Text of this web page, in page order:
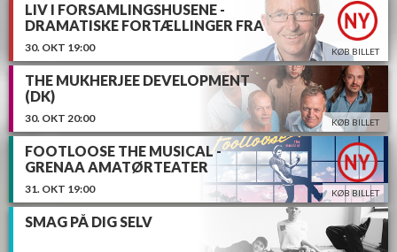
30. OKT 19:00
LIV I FORSAMLINGSHUSENE -
DRAMATISKE FORTÆLLINGER FRA
DJURSLANDS KYSTER
KØB BILLET
30. OKT 20:00
THE MUKHERJEE DEVELOPMENT
(DK)
KØB BILLET
31. OKT 19:00
FOOTLOOSE THE MUSICAL -
GRENAA AMATØRTEATER
KØB BILLET
SMAG PÅ DIG SELV